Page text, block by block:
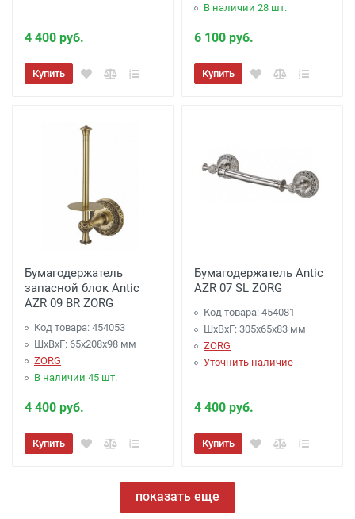
4 400 руб.
Купить
В наличии 28 шт.
6 100 руб.
Купить
Бумагодержатель
запасной блок Antic
AZR 09 BR ZORG
Код товара: 454053
ШхВхГ: 65х208х98 мм
ZORG
В наличии 45 шт.
4 400 руб.
Купить
Бумагодержатель Antic
AZR 07 SL ZORG
Код товара: 454081
ШхВхГ: 305х65х83 мм
ZORG
Уточнить наличие
4 400 руб.
Купить
показать еще